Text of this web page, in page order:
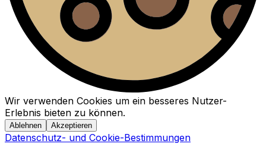
Wir verwenden Cookies um ein besseres Nutzer-
Erlebnis bieten zu können.
Ablehnen Akzeptieren
Datenschutz- und Cookie-Bestimmungen